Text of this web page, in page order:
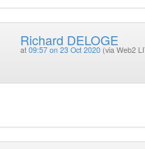
Richard DELOGE
at 09:57 on 23 Oct 2020 (via Web2